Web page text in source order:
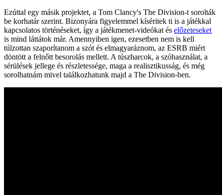
Ezúttal egy másik projektet, a Tom Clancy's The Division-t sorolták
be korhatár szerint. Bizonyára figyelemmel kíséritek ti is a játékkal
kapcsolatos történéseket, így a játékmenet-videókat és előzeteseket
is mind láttátok már. Amennyiben igen, ezesetben nem is kell
túlzottan szaporítanom a szót és elmagyaráznom, az ESRB miért
döntött a felnőtt besorolás mellett. A túszharcok, a szóhasználat, a
sérülések jellege és részletessége, maga a realisztikusság, és még
sorolhatnám mivel találkozhatunk majd a The Division-ben.